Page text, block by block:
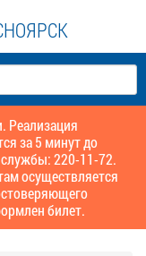
Реализация
за 5 минут до
службы: 220-11-72.
осуществляется
билет.